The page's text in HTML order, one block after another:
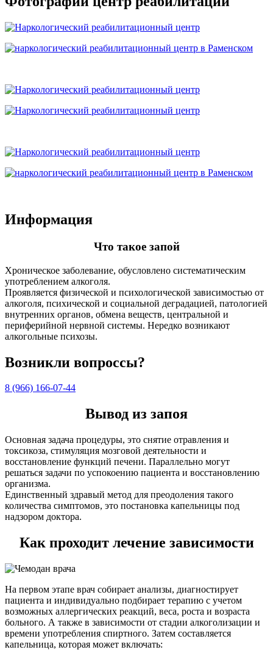
Информация
Что такое запой
Хроническое заболевание, обусловлено систематическим
употреблением алкоголя.
Проявляется физической и психологической зависимостью от
алкоголя, психической и социальной деградацией, патологией
внутренних органов, обмена веществ, центральной и
периферийной нервной системы. Нередко возникают
алкогольные психозы.
Возникли вопроссы?
8 (966) 166-07-44
Вывод из запоя
Основная задача процедуры, это снятие отравления и
токсикоза, стимуляция мозговой деятельности и
восстановление функций печени. Параллельно могут
решаться задачи по успокоению пациента и восстановлению
организма.
Единственный здравый метод для преодоления такого
количества симптомов, это постановка капельницы под
надзором доктора.
Как проходит лечение зависимости
На первом этапе врач собирает анализы, диагностирует
пациента и индивидуально подбирает терапию с учетом
возможных аллергических реакций, веса, роста и возраста
больного. А также в зависимости от стадии алкоголизации и
времени употребления спиртного. Затем составляется
капельница, которая может включать: